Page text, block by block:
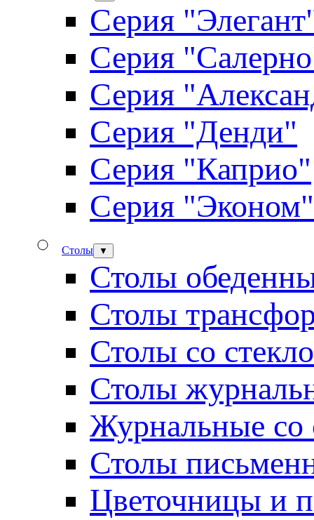
Серия
Серия
Серия
Серия "Денди"
Серия "Каприо"
Серия "Эконом"
Столы ▼
Столы
Столы
Столы со
Столы
Журнальные со
Столы
Цветочницы и